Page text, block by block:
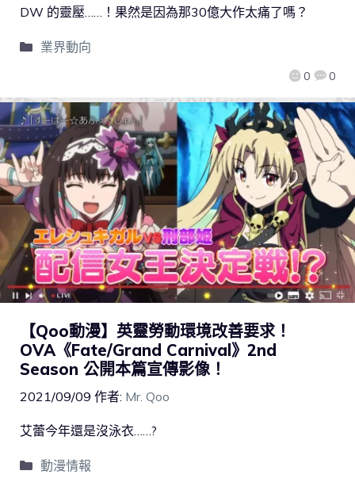
0 0
DW 的靈壓……！果然是因為那30億大作太痛了嗎？
業界動向
【Qoo動漫】英靈勞動環境改善要求！
OVA《Fate/Grand Carnival》2nd
Season 公開本篇宣傳影像！
2021/09/09 作者: Mr. Qoo
艾蕾今年還是沒泳衣……?
動漫情報